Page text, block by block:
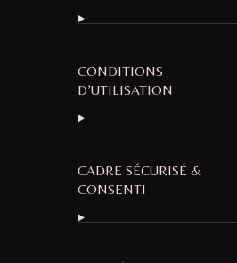
CONDITIONS
D’UTILISATION
CADRE SÉCURISÉ &
CONSENTI